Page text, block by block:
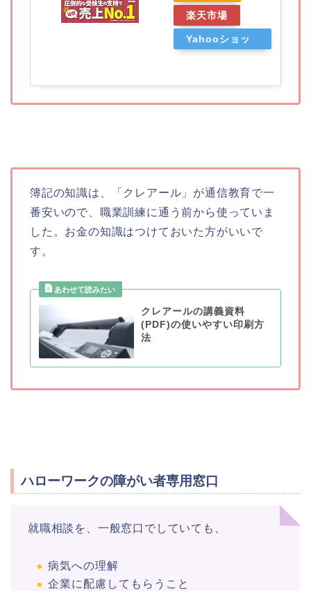
楽天市場
Yahooショッ
簿記の知識は、「クレアール」が通信教育で一
番安いので、職業訓練に通う前から使っていま
した。お金の知識はつけておいた方がいいで
す。
クレアールの講義資料
(PDF)の使いやすい印刷方
法
ハローワークの障がい者専用窓口
就職相談を、一般窓口でしていても、
病気への理解
企業に配慮してもらうこと